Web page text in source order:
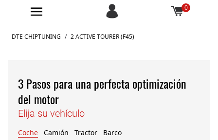
0
Ir al contenido
DTE CHIPTUNING / 2 ACTIVE TOURER (F45)
3 Pasos para una perfecta optimización
del motor
Elija su vehículo
Coche Camión Tractor Barco